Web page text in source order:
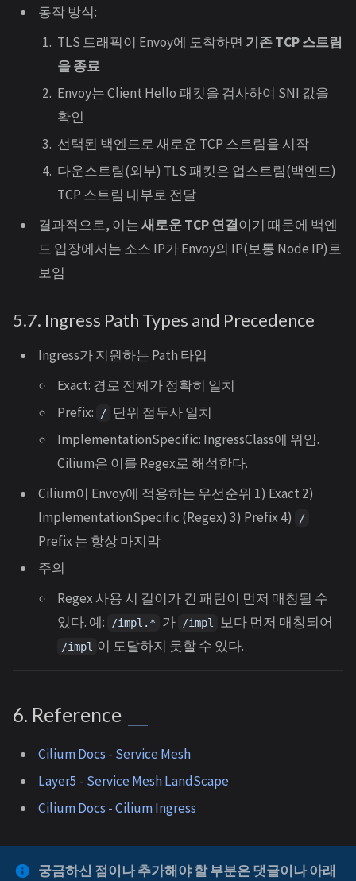
동작 방식:
TLS 트래픽이 Envoy에 도착하면 기존 TCP 스트림
을 종료
Envoy는 Client Hello 패킷을 검사하여 SNI 값을
확인
선택된 백엔드로 새로운 TCP 스트림을 시작
다운스트림(외부) TLS 패킷은 업스트림(백엔드)
TCP 스트림 내부로 전달
결과적으로, 이는새로운 TCP 연결이기 때문에 백엔
드 입장에서는 소스 IP가 Envoy의 IP(보통 Node IP)로
보임
5.7. Ingress Path Types and Precedence
Ingress가 지원하는 Path 타입
Exact: 경로 전체가 정확히 일치
Prefix:
/ 단위 접두사 일치
ImplementationSpecific: IngressClass에 위임.
Cilium은 이를 Regex로 해석한다.
Cilium이 Envoy에 적용하는 우선순위 1) Exact 2)
ImplementationSpecific (Regex) 3) Prefix 4)
/
Prefix 는 항상 마지막
주의
Regex 사용 시 길이가 긴 패턴이 먼저 매칭될 수
있다. 예:
/impl.* 가 /impl 보다 먼저 매칭되어
/impl 이 도달하지 못할 수 있다.
6. Reference
Cilium Docs - Service Mesh
Layer5 - Service Mesh LandScape
Cilium Docs - Cilium Ingress
궁금하신 점이나 추가해야 할 부분은 댓글이나 아래